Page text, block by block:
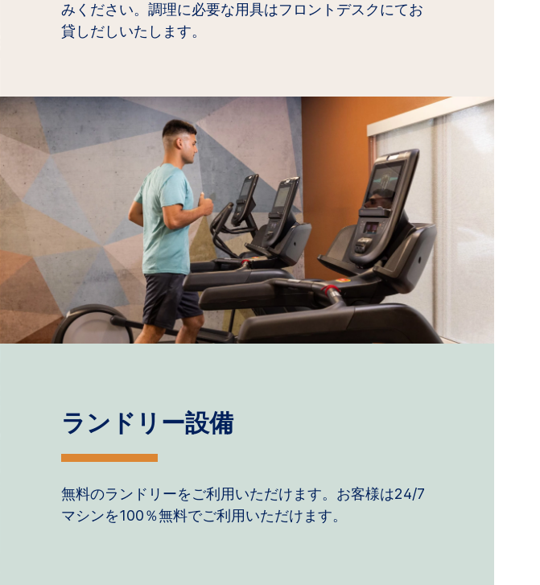
みください。調理に必要な用具はフロントデスクにてお
貸しだしいたします。
ランドリー設備
無料のランドリーをご利用いただけます。お客様は24/7
マシンを100％無料でご利用いただけます。